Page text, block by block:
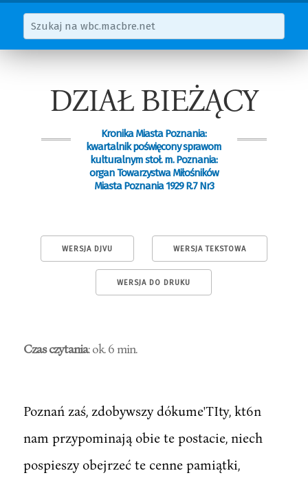
DZIAŁ BIEŻĄCY
Kronika Miasta Poznania:
kwartalnik poświęcony sprawom
kulturalnym stoł. m. Poznania:
organ Towarzystwa Miłośników
Miasta Poznania 1929 R.7 Nr3
WERSJA DJVU WERSJA TEKSTOWA
WERSJA DO DRUKU
Czas czytania: ok. 6 min.
Poznań zaś, zdobywszy dókume'TIty, kt6n
nam przypominają obie te postacie, niech
pospieszy obejrzeć te cenne pamiątki,